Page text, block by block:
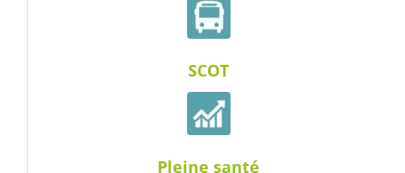
SCOT
Pleine santé